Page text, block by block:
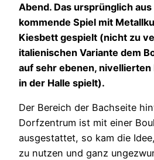
Abend. Das ursprünglich
kommende Spiel mit
Kiesbett gespielt (nicht zu
italienischen Variante dem
auf sehr ebenen, nivellierten
in der Halle spielt).
Der Bereich der Bachseite
Dorfzentrum ist mit einer
ausgestattet, so kam die
zu nutzen und ganz